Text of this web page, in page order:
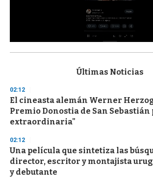
s
d
s
o
f
3
s
e
c
o
n
d
Últimas Noticias
02:12
El cineasta alemán Werner
Premio Donostia de San Sebastián
extraordinaria"
02:12
Una película que sintetiza las
director, escritor y montajista
y debutante